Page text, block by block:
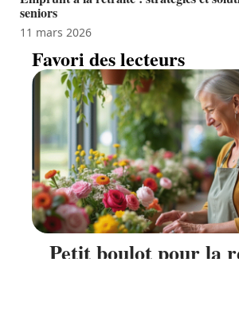
seniors
11 mars 2026
Favori des lecteurs
Petit boulot pour la